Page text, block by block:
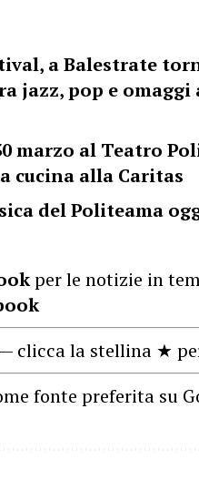
a Balestrate
jazz, pop e
marzo al Teatro
cucina alla Caritas
del Politeama
per le notizie in
— clicca la stellina ★
fonte preferita su